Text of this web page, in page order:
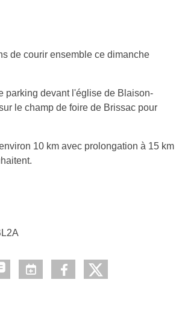
de courir ensemble ce dimanche
parking devant l'église de Blaison-
le champ de foire de Brissac pour
10 km avec prolongation à 15 km